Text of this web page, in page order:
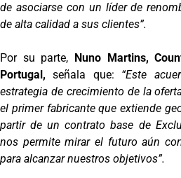
de asociarse con un líder de
de alta calidad a sus clientes”.
Por su parte, Nuno Martins,
Portugal, señala que: “Este
estrategia de crecimiento de la
el primer fabricante que extiende
partir de un contrato base de
nos permite mirar el futuro aún
para alcanzar nuestros objetivos”.